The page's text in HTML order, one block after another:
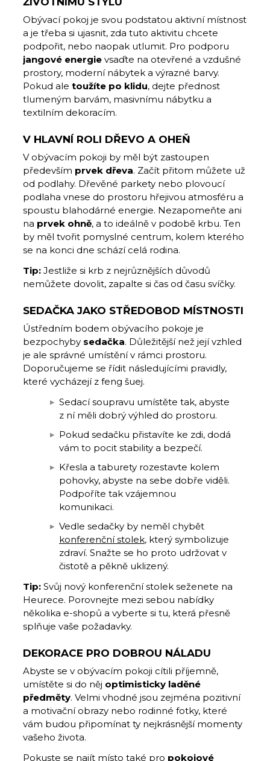
Obývací pokoj je svou podstatou aktivní místnost
a je třeba si ujasnit, zda tuto aktivitu chcete
podpořit, nebo naopak utlumit. Pro podporu
jangové energie vsaďte na otevřené a vzdušné
prostory, moderní nábytek a výrazné barvy.
Pokud ale toužíte po klidu, dejte přednost
tlumeným barvám, masivnímu nábytku a
textilním dekoracím.
V HLAVNÍ ROLI DŘEVO A OHEŇ
V obývacím pokoji by měl být zastoupen
především prvek dřeva. Začít přitom můžete už
od podlahy. Dřevěné parkety nebo plovoucí
podlaha vnese do prostoru hřejivou atmosféru a
spoustu blahodárné energie. Nezapomeňte ani
na prvek ohně, a to ideálně v podobě krbu. Ten
by měl tvořit pomyslné centrum, kolem kterého
se na konci dne schází celá rodina.
Tip: Jestliže si krb z nejrůznějších důvodů
nemůžete dovolit, zapalte si čas od času svíčky.
SEDAČKA JAKO STŘEDOBOD MÍSTNOSTI
Ústředním bodem obývacího pokoje je
bezpochyby sedačka. Důležitější než její vzhled
je ale správné umístění v rámci prostoru.
Doporučujeme se řídit následujícími pravidly,
které vycházejí z feng šuej.
Sedací soupravu umístěte tak, abyste
z ní měli dobrý výhled do prostoru.
Pokud sedačku přistavíte ke zdi, dodá
vám to pocit stability a bezpečí.
Křesla a taburety rozestavte kolem
pohovky, abyste na sebe dobře viděli.
Podpoříte tak vzájemnou
komunikaci.
Vedle sedačky by neměl chybět
konferenční stolek, který symbolizuje
zdraví. Snažte se ho proto udržovat v
čistotě a pěkně uklizený.
Tip: Svůj nový konferenční stolek seženete na
Heurece. Porovnejte mezi sebou nabídky
několika e-shopů a vyberte si tu, která přesně
splňuje vaše požadavky.
DEKORACE PRO DOBROU NÁLADU
Abyste se v obývacím pokoji cítili příjemně,
umístěte si do něj optimisticky laděné
předměty. Velmi vhodné jsou zejména pozitivní
a motivační obrazy nebo rodinné fotky, které
vám budou připomínat ty nejkrásnější momenty
vašeho života.
Pokuste se najít místo také pro pokojové